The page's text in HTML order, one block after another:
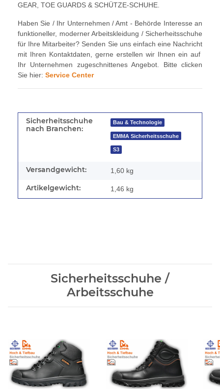
GEAR, TOE GUARDS & SCHÜTZE-SCHUHE.
Haben Sie / Ihr Unternehmen / Amt - Behörde Interesse an
funktioneller, moderner Arbeitskleidung / Sicherheitsschuhe
für Ihre Mitarbeiter? Senden Sie uns einfach eine Nachricht
mit Ihren Kontaktdaten, gerne erstellen wir Ihnen ein auf
Ihr Unternehmen zugeschnittenes Angebot. Bitte clicken
Sie hier: Service Center
Sicherheitsschuhe
nach Branchen:
Bau & Technologie
EMMA Sicherheitsschuhe
S3
Versandgewicht: 1,60 kg
Artikelgewicht: 1,46 kg
Sicherheitsschuhe /
Arbeitsschuhe